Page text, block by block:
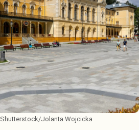
Shutterstock/Jolanta Wojcicka